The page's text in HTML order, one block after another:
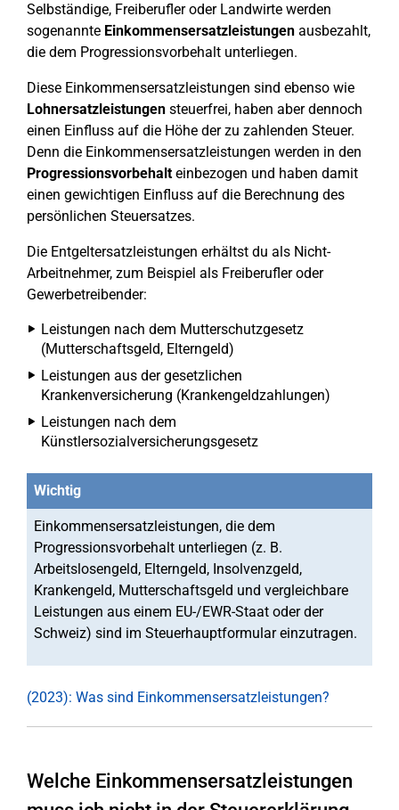
Selbständige, Freiberufler oder Landwirte werden
sogenannte Einkommensersatzleistungen ausbezahlt,
die dem Progressionsvorbehalt unterliegen.
Diese Einkommensersatzleistungen sind ebenso wie
Lohnersatzleistungen steuerfrei, haben aber dennoch
einen Einfluss auf die Höhe der zu zahlenden Steuer.
Denn die Einkommensersatzleistungen werden in den
Progressionsvorbehalteinbezogen und haben damit
einen gewichtigen Einfluss auf die Berechnung des
persönlichen Steuersatzes.
Die Entgeltersatzleistungen erhältst du als Nicht-
Arbeitnehmer, zum Beispiel als Freiberufler oder
Gewerbetreibender:
Leistungen nach dem Mutterschutzgesetz
(Mutterschaftsgeld, Elterngeld)
Leistungen aus der gesetzlichen
Krankenversicherung (Krankengeldzahlungen)
Leistungen nach dem
Künstlersozialversicherungsgesetz
Wichtig
Einkommensersatzleistungen, die dem
Progressionsvorbehalt unterliegen (z. B.
Arbeitslosengeld, Elterngeld, Insolvenzgeld,
Krankengeld, Mutterschaftsgeld und vergleichbare
Leistungen aus einem EU-/EWR-Staat oder der
Schweiz) sind im Steuerhauptformular einzutragen.
(2023): Was sind Einkommensersatzleistungen?
Welche Einkommensersatzleistungen